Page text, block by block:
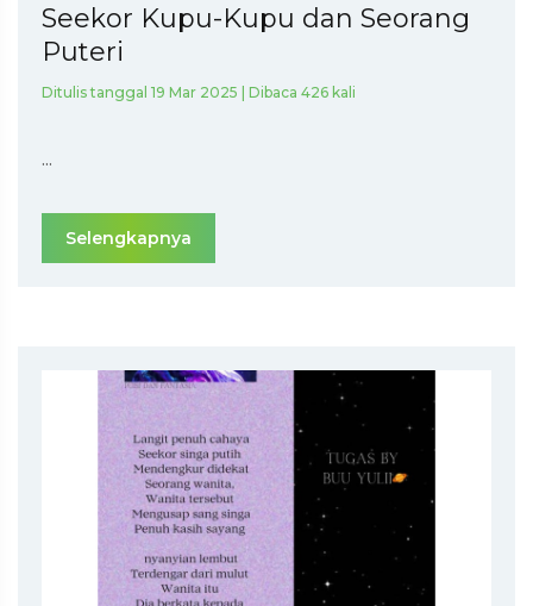
Seekor Kupu-Kupu dan Seorang
Puteri
Ditulis tanggal 19 Mar 2025 | Dibaca 426 kali
...
Selengkapnya